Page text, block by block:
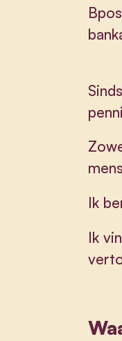
Ik
Ik